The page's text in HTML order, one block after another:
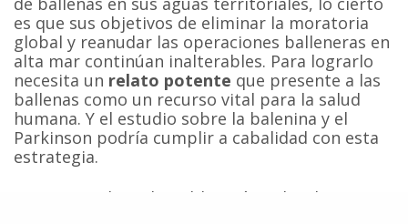
es que sus objetivos de eliminar la moratoria
global y reanudar las operaciones balleneras en
alta mar continúan inalterables. Para lograrlo
necesita un relato potente que presente a las
ballenas como un recurso vital para la salud
humana. Y el estudio sobre la balenina y el
Parkinson podría cumplir a cabalidad con esta
estrategia.
No es casual que la publicación sobre los